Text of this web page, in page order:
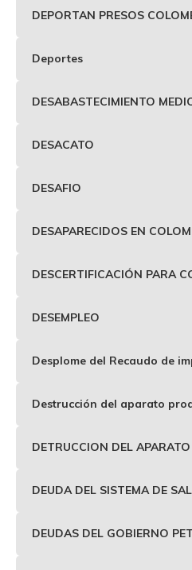
DEPORTAN PRESOS
Deportes
DESABASTECIMIENTO
DESACATO
DESAFIO
DESAPARECIDOS EN
DESCERTIFICACIÓN PARA
DESEMPLEO
Desplome del Recaudo de
Destrucción del aparato
DETRUCCION DEL
DEUDA DEL SISTEMA DE
DEUDAS DEL GOBIERNO